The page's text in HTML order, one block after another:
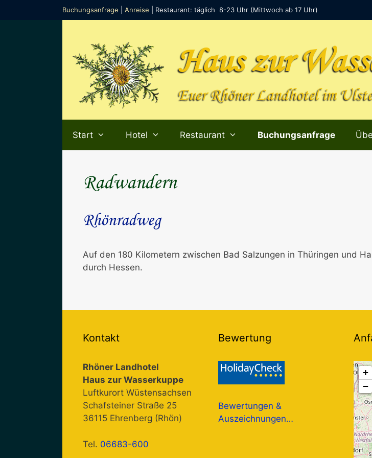
Buchungsanfrage Anreise | Restaurant: täglich 8-23 Uhr (Mittwoch ab 17 Uhr)
Haus zur
Euer Rhöner Landhotel im
Start Hotel Restaurant Buchungsanfrage
Radwandern
Rhönradweg
Auf den 180 Kilometern zwischen Bad Salzungen in Thüringen und
durch Hessen.
Kontakt
Rhöner Landhotel
Haus zur Wasserkuppe
Luftkurort Wüstensachsen
Schafsteiner Straße 25
36115 Ehrenberg (Rhön)
Tel. 06683-600
Bewertung
Bewertungen &
Auszeichnungen…
+
−